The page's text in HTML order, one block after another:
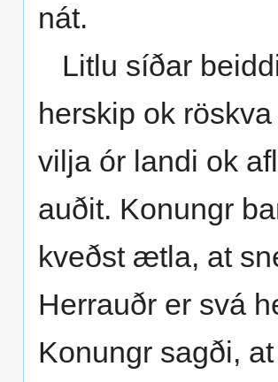
nát.
Litlu síðar
herskip ok
vilja ór landi ok
auðit. Konungr
kveðst ætla, at
Herrauðr er svá
Konungr sagði,